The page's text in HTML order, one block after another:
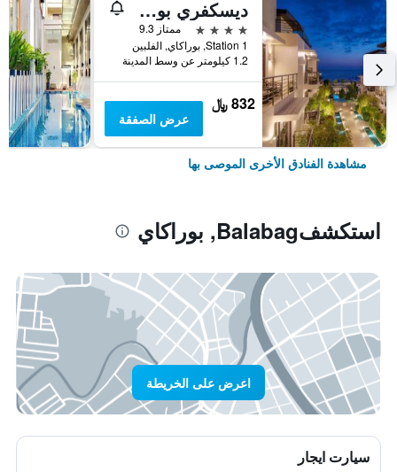
ديسكفري بوراكاي
4 نجوم
ممتاز 9.3
Station 1, بوراكاي, الفلبين
1.2 كيلومتر عن وسط المدينة
832 ﷼
عرض الصفقة
مشاهدة الفنادق الأخرى الموصى بها
استكشفBalabag, بوراكاي
اعرض على الخريطة
سيارت ايجار